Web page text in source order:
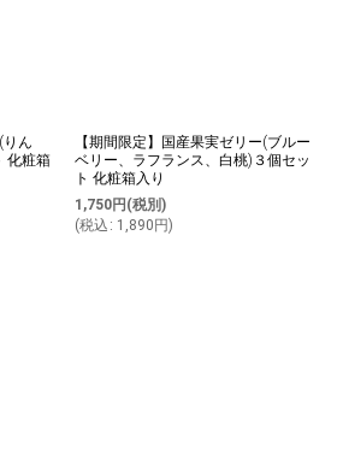
りん
化粧箱
【期間限定】国産果実ゼリー(ブルー
ベリー、ラフランス、白桃)３個セッ
ト 化粧箱入り
1,750円 (税別)
(税込 : 1,890 円)